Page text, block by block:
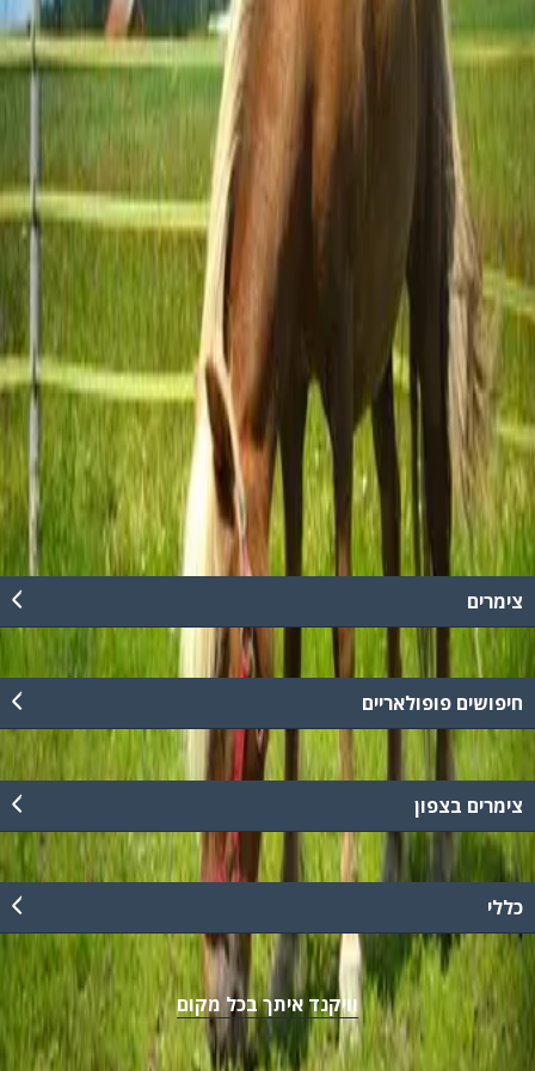
לטיולים היא משק שוורץ בראש פינה ממנה מתפרסים המסלולים לשלל
אזורים ונופים באזור הגליל העליון. המסלולים באורכים משתנים
לבחירתכם, ניתן להוסיף לכל מסלול אטרקציות שונות כגון עצירה להכנת
קפה/תה בשטח, ביקור בבתי בד באיזור, סדנאות פעמוני רוח ועוד המון
אטרקציות שונות. הפעילות מתאימה ליחידים, משפחות וקבוצות. גם לערוך
במקום טיול ג'יפים באזור הגליל העליון, במסלול לפי בחירתכם. מלבד
פעילות השטח עם רכב הטומקר מוזמנים המטיילים לפגוש את בני
משפחת שוורץ, לסייר במשק החקלאי על גבי עגלה הרתומה לטרקטור
אדום , ואף לרכוש במקום שמן זית, דבש פירות ועוד...
קרא עוד
חוות בת יער
חוות בת יער ממוקמת בלב יער ביריה במיקום גבוה המשקיף אל נופי עמק
החולה , החרמון והרי רמת הגולן. הפעילויות והאטרקציות במקום מתאימות
לכל הגילאים, ילדים ומבוגרים כאחד, יחידים, זוגות, משפחות, וקבוצות
המחפשות פעילות מגבשת / יום כיף באווירה שונה. במקום שוכנת מסעדת
בשרים משובחת "בת יער". *יש לתאם מראש.
קרא עוד
צימרים
חיפושים פופולאריים
צימרים בצפון
כללי
וויקנד איתך בכל מקום